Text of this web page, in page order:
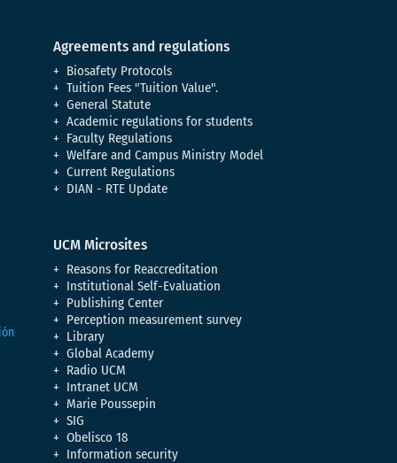
Agreements and regulations
Biosafety Protocols
Tuition Fees "Tuition Value".
General Statute
Academic regulations for students
Faculty Regulations
Welfare and Campus Ministry Model
Current Regulations
DIAN - RTE Update
UCM Microsites
Reasons for Reaccreditation
Institutional Self-Evaluation
Publishing Center
Perception measurement survey
Library
Global Academy
Radio UCM
Intranet UCM
Marie Poussepin
SIG
Obelisco 18
Information security